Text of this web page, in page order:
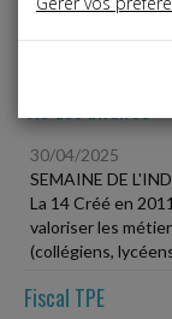
Liste des
30/04/2025
SEMAINE DE
La 14 Créé en
valoriser les
(collégiens,
Fiscal TPE